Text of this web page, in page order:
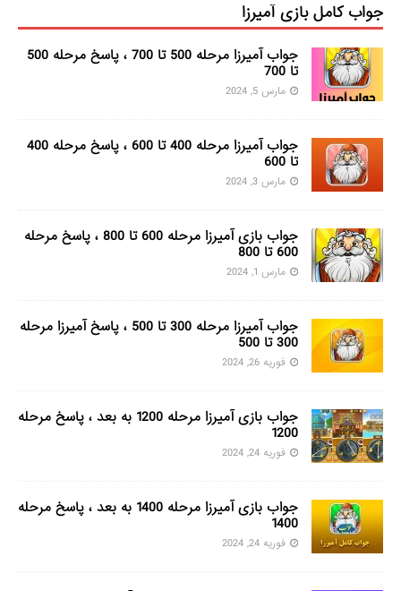
جواب کامل بازی آمیرزا
جواب آمیرزا مرحله 500 تا 700 ، پاسخ مرحله 500
تا 700
مارس 5, 2024
جواب آمیرزا مرحله 400 تا 600 ، پاسخ مرحله 400
تا 600
مارس 3, 2024
جواب بازی آمیرزا مرحله 600 تا 800 ، پاسخ مرحله
600 تا 800
مارس 1, 2024
جواب آمیرزا مرحله 300 تا 500 ، پاسخ آمیرزا مرحله
300 تا 500
فوریه 26, 2024
جواب بازی آمیرزا مرحله 1200 به بعد ، پاسخ مرحله
1200
فوریه 24, 2024
جواب بازی آمیرزا مرحله 1400 به بعد ، پاسخ مرحله
1400
فوریه 24, 2024